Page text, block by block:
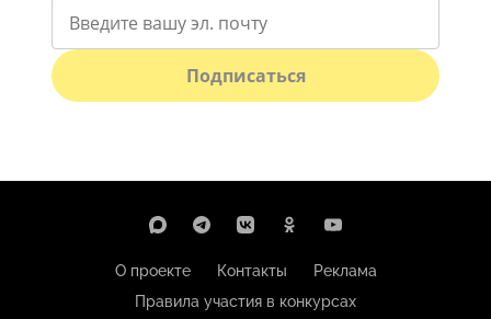
Подписаться
О проекте Контакты
Реклама
Правила участия в конкурсах